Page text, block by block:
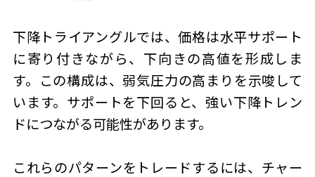
下降トライアングルでは、価格は水平サポート
に寄り付きながら、下向きの高値を形成しま
す。この構成は、弱気圧力の高まりを示唆して
います。サポートを下回ると、強い下降トレン
ドにつながる可能性があります。
これらのパターンをトレードするには、チャー